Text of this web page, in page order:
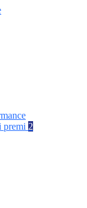
premi 2